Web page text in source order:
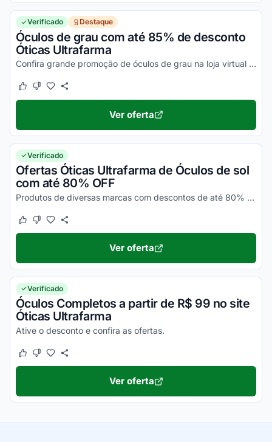
Verificado Destaque
Óculos de grau com até 85% de desconto
Óticas Ultrafarma
Confira grande promoção de óculos de grau na loja virtual Óticas Ultrafarma.
Este cupom funcionou
Este cupom não funcionou
Ver oferta
Verificado
Ofertas Óticas Ultrafarma de Óculos de sol
com até 80% OFF
Produtos de diversas marcas com descontos de até 80% na loja virtual Óticas Ultrafarma.
Este cupom funcionou
Este cupom não funcionou
Ver oferta
Verificado
Óculos Completos a partir de R$ 99 no site
Óticas Ultrafarma
Ative o desconto e confira as ofertas.
Este cupom funcionou
Este cupom não funcionou
Ver oferta